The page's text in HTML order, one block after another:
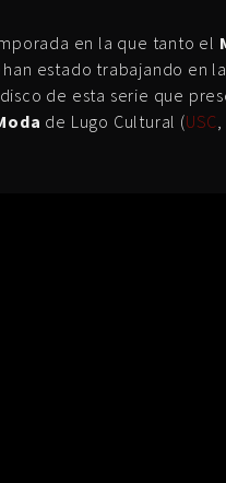
en la que tanto el
han estado trabajando en
de esta serie que
de Lugo Cultural (USC